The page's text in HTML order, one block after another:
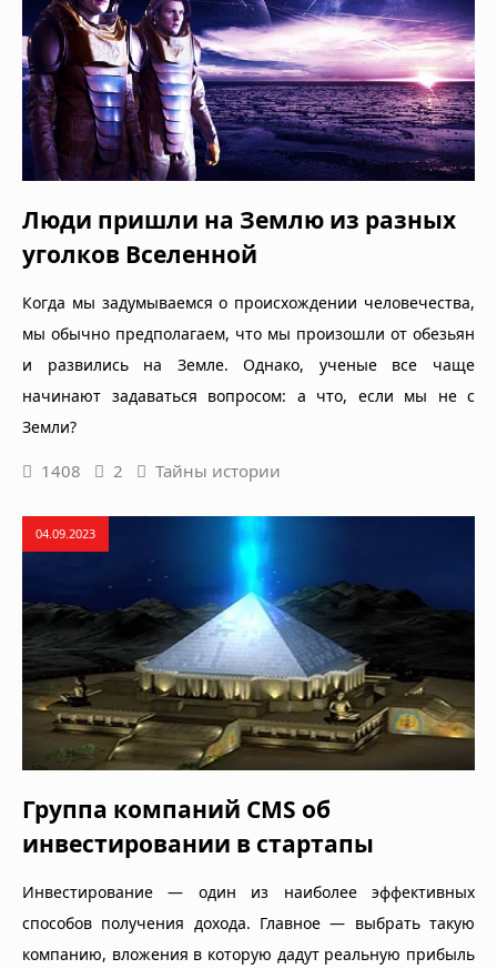
Люди пришли на Землю из разных
уголков Вселенной
Когда мы задумываемся о происхождении человечества,
мы обычно предполагаем, что мы произошли от обезьян
и развились на Земле. Однако, ученые все чаще
начинают задаваться вопросом: а что, если мы не с
Земли?
1408 2 Тайны истории
04.09.2023
Группа компаний CMS об
инвестировании в стартапы
Инвестирование — один из наиболее эффективных
способов получения дохода. Главное — выбрать такую
компанию, вложения в которую дадут реальную прибыль